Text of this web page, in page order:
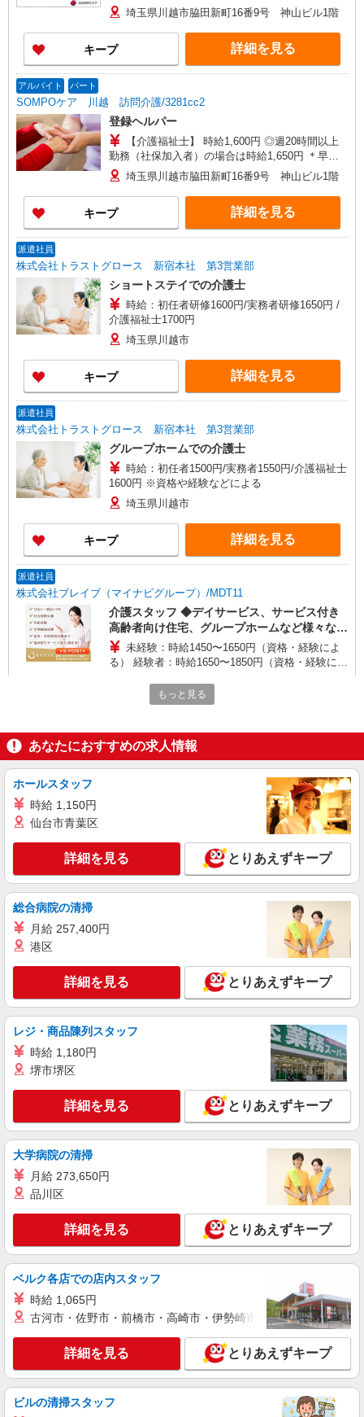
306万円〜 【初任者研修】 月給：218,400円 年収
例：300万円〜 ※職務手当、働きがい向上手当、
日祝手当（月平均2回分）等、毎月平均的に支払わ
れる手当を含みます。 ※介護福祉士のみ、特別職
務手当も含む ◎残業時は別途時間外手当支給（超
埼玉県川越市脇田新町16番9号 神山ビル1階
キープ 詳細を見る
アルバイト パート
SOMPOケア 川越 訪問介護/3281cc2
登録ヘルパー
【介護福祉士】 時給1,600円 ◎週20時間以上
勤務（社保加入者）の場合は時給1,650円 ＊早朝
夜間（〜8:00、18:00〜）：時給2,000円〜 ＊日曜
祝日：時給1,900円〜 【実務者研修・初任者研修
（ヘルパー1級・2級）】 時給1,520円 ◎週20時間
以上勤務（社保加入者）の場合は時給1,570円 ＊
早朝夜間（〜8:00、18:00〜）：時給1,900円〜 ＊
が同時給 ◎キャンセル手当：職務時給の60％支給
埼玉県川越市脇田新町16番9号 神山ビル1階
キープ 詳細を見る
派遣社員
株式会社トラストグロース 新宿本社 第3営業部
ショートステイでの介護士
時給：初任者研修1600円/実務者研修1650円 /
介護福祉士1700円
埼玉県川越市
キープ 詳細を見る
派遣社員
株式会社トラストグロース 新宿本社 第3営業部
グループホームでの介護士
時給：初任者1500円/実務者1550円/介護福祉士
1600円 ※資格や経験などによる
埼玉県川越市
キープ 詳細を見る
派遣社員
株式会社ブレイブ（マイナビグループ）/MDT11
介護スタッフ ◆デイサービス、サービス付き
高齢者向け住宅、グループホームなど様々な勤
務先から選べます。
未経験：時給1450〜1650円（資格・経験によ
る） 経験者：時給1650〜1850円（資格・経験によ
日）＝32万5600円 ◆昇給あり ◆支払い方法 ※日
払い/週払い/月払い対応も可能です。詳しくは面談
当社規定あり
埼玉県川越市 【最寄駅】 ◆各線「川越駅」
◆JR川越線「笠幡駅」 ◆東武東上線「霞ケ関駅」
キープ 詳細を見る
アルバイト パート 職業紹介
株式会社トラストグロース 新宿本社 第3営業部
介護付き有料老人ホームでの介護士
時給：1141円 〜 ※資格、経験による
埼玉県川越市
キープ 詳細を見る
派遣社員
（株）ウィルオブ・ワークCW 大宮支店/ms110101
時給1400円 ◆前払い・日払い・週払いOK
埼玉県川越市川越駅・本川越駅周辺
キープ 詳細を見る
派遣社員
株式会社トラストグロース 新宿本社 第3営業部
介護付き有料老人ホームでの夜専介護士
1夜勤：28840円〜31140円 ※資格や経験など
による
詳細を見る
株式会社トラストグロース 新宿本社 第3営業部
介護付き有料老人ホームでの介護士
時給：初任者1400円〜1500円/実務者1500円〜
1550円/介護福祉士1550円〜1600円 ※資格や経験
などによる
埼玉県川越市
キープ 詳細を見る
職業紹介
もっと見る
あなたにおすすめの求人情報
ホールスタッフ
時給 1,150円
仙台市青葉区
詳細を見る とりあえずキープ
総合病院の清掃
月給 257,400円
港区
詳細を見る とりあえずキープ
レジ・商品陳列スタッフ
時給 1,180円
堺市堺区
詳細を見る とりあえずキープ
大学病院の清掃
月給 273,650円
品川区
詳細を見る とりあえずキープ
ベルク各店での店内スタッフ
時給 1,065円
古河市・佐野市・前橋市・高崎市・伊勢崎市・太田市・館林市
詳細を見る とりあえずキープ
ビルの清掃スタッフ